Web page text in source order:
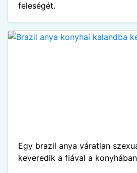
feleségét.
Egy brazil anya váratlan
keveredik a fiával a